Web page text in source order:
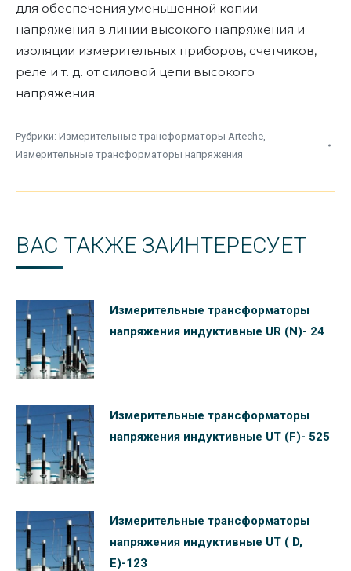
для обеспечения уменьшенной копии
напряжения в линии высокого напряжения и
изоляции измерительных приборов, счетчиков,
реле и т. д. от силовой цепи высокого
напряжения.
Рубрики: Измерительные трансформаторы Arteche,
Измерительные трансформаторы напряжения
ВАС ТАКЖЕ ЗАИНТЕРЕСУЕТ
Измерительные трансформаторы
напряжения индуктивные UR (N)- 24
Измерительные трансформаторы
напряжения индуктивные UT (F)- 525
Измерительные трансформаторы
напряжения индуктивные UT ( D,
E)-123